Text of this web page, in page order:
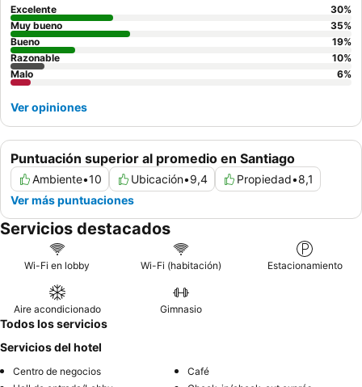
Puntuación superior al promedio en Santiago
Ambiente•10 Ubicación•9,4 Propiedad•8,1
Ver más puntuaciones
Excelente 30%
Muy bueno
35%
Bueno
19%
Razonable
10%
Malo
6%
Ver opiniones
Servicios destacados
Wi-Fi en lobby Wi-Fi (habitación) Estacionamiento
Aire acondicionado Gimnasio
Todos los servicios
Servicios del hotel
Centro de negocios
Café